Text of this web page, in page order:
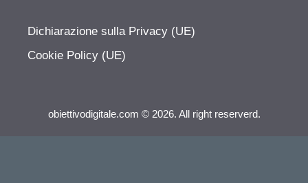
Dichiarazione sulla Privacy (UE)
Cookie Policy (UE)
obiettivodigitale.com © 2026. All right reserverd.